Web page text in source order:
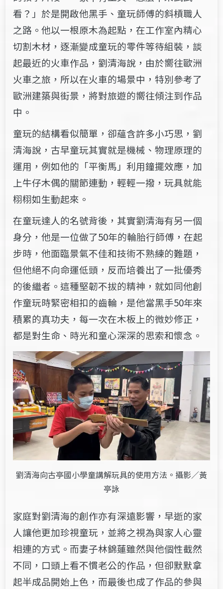
看？」於是開啟他黑手、童玩師傅的斜槓職人
之路。他以一根原木為起點，在工作室內精心
切割木材，逐漸變成童玩的零件等待組裝，談
起最近的火車作品，劉清海說，由於嚮往歐洲
火車之旅，所以在火車的場景中，特別參考了
歐洲建築與街景，將對旅遊的嚮往傾注到作品
中。
童玩的結構看似簡單，卻蘊含許多小巧思，劉
清海說，古早童玩其實就是機械、物理原理的
運用，例如他的「平衡馬」利用鐘擺效應，加
上牛仔木偶的關節連動，輕輕一撥，玩具就能
栩栩如生動起來。
在童玩達人的名號背後，其實劉清海有另一個
身分，他是一位做了50年的輪胎行師傅，在起
步時，他面臨景氣不佳和技術不熟練的難題，
但他絕不向命運低頭，反而培養出了一批優秀
的後繼者。這種堅韌不拔的精神，就如同他創
作童玩時緊密相扣的齒輪，是他當黑手50年來
積累的真功夫，每一次在木板上的微妙修正，
都是對生命、時光和童心深深的思索和懷念。
劉清海向古亭國小學童講解玩具的使用方法。攝影／黃
亭詠
家庭對劉清海的創作亦有深遠影響，早逝的家
人讓他更加珍視童玩，並將之視為與家人心靈
相連的方式。而妻子林錦蓮雖然與他個性截然
不同，口頭上看不慣老公的作品，但卻默默拿
起半成品開始上色，而最後也成了作品的參與